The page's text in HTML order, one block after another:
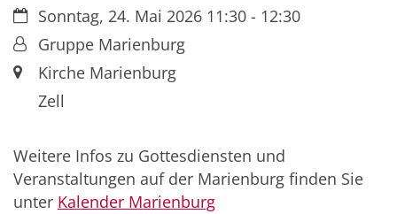
Datum:Sonntag, 24. Mai 2026 11:30 - 12:30
Von:Gruppe Marienburg
Ort:Kirche Marienburg
Zell
Weitere Infos zu Gottesdiensten und
Veranstaltungen auf der Marienburg finden Sie
unter Kalender Marienburg